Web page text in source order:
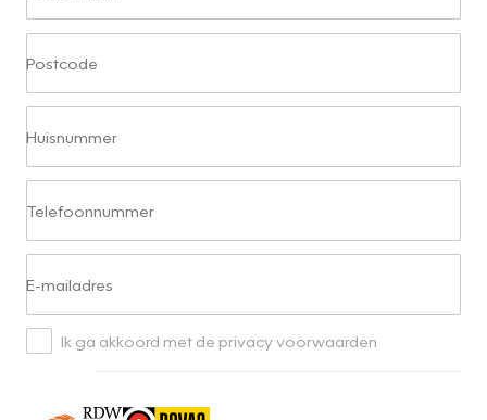
Postcode
Huisnummer
Telefoonnummer
E-mailadres
Ik ga akkoord met de privacy voorwaarden